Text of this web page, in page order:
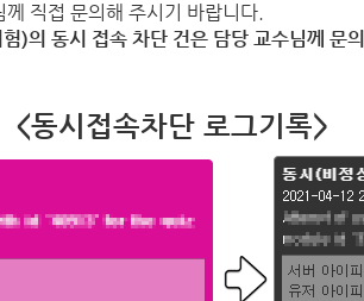
직접 문의해 주시기 바랍니다.
)의 동시 접속 차단 건은 담당 교수님께 문의
<동시접속차단 로그기록>